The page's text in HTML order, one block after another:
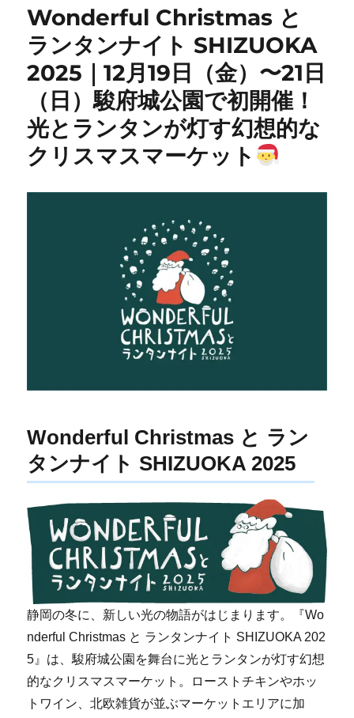
Wonderful Christmas と
ランタンナイト SHIZUOKA
2025｜12月19日（金）〜21日
（日）駿府城公園で初開催！
光とランタンが灯す幻想的な
クリスマスマーケット
Wonderful Christmas と ラン
タンナイト SHIZUOKA 2025
静岡の冬に、新しい光の物語がはじまります。『Wo
nderful Christmas と ランタンナイト SHIZUOKA 202
5』は、駿府城公園を舞台に光とランタンが灯す幻想
的なクリスマスマーケット。ローストチキンやホッ
トワイン、北欧雑貨が並ぶマーケットエリアに加